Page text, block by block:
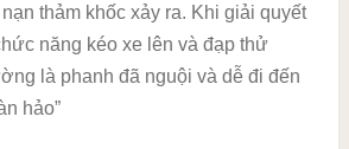
thảm khốc xảy ra. Khi giải quyết
năng kéo xe lên và đạp thử
là phanh đã nguội và dễ đi đến
hảo”